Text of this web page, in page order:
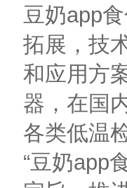
豆奶app
拓展，
和应用方
器，在
各类低温检
“豆奶app